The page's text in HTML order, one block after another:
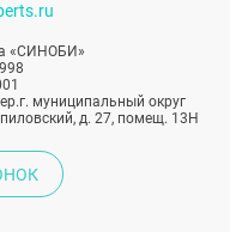
«СИНОБИ»
муниципальный округ
д. 27, помещ. 13Н